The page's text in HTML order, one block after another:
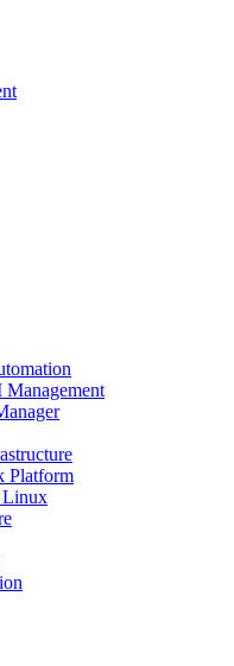
Management
Platform
Linux